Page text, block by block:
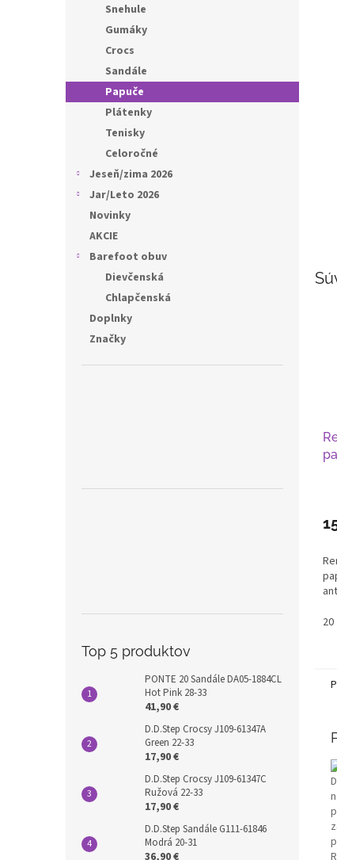
Snehule
Gumáky
Crocs
Sandále
Papuče
Plátenky
Tenisky
Celoročné
Jeseň/zima 2026
Jar/Leto 2026
Novinky
AKCIE
Barefoot obuv
Dievčenská
Chlapčenská
Doplnky
Značky
Top 5 produktov
PONTE 20 Sandále DA05-1884CL
Hot Pink 28-33
41,90 €
D.D.Step Crocsy J109-61347A
Green 22-33
17,90 €
D.D.Step Crocsy J109-61347C
Ružová 22-33
17,90 €
D.D.Step Sandále G111-61846
Modrá 20-31
20